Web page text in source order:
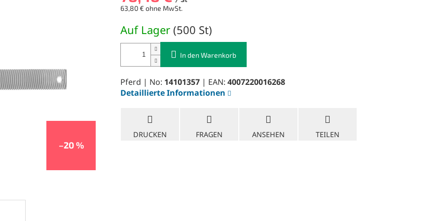
–20 %
63,80 € ohne MwSt.
Auf Lager (500 St)
In den Warenkorb
Pferd | No: 14101357 | EAN: 4007220016268
Detaillierte Informationen
DRUCKEN FRAGEN ANSEHEN TEILEN